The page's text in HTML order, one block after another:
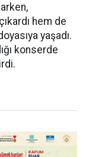
hem de
yaşadı.
konserde